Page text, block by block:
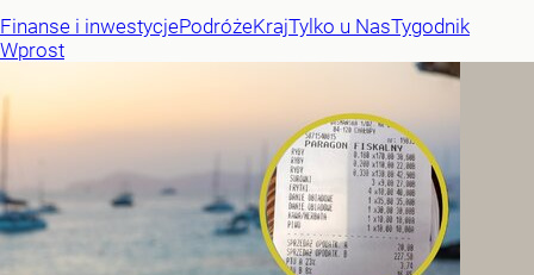
Finanse i inwestycjePodróżeKrajTylko u NasTygodnik
Wprost